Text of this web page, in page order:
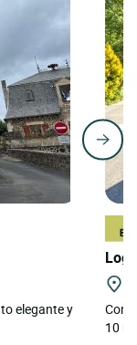
elegante y
Con
10